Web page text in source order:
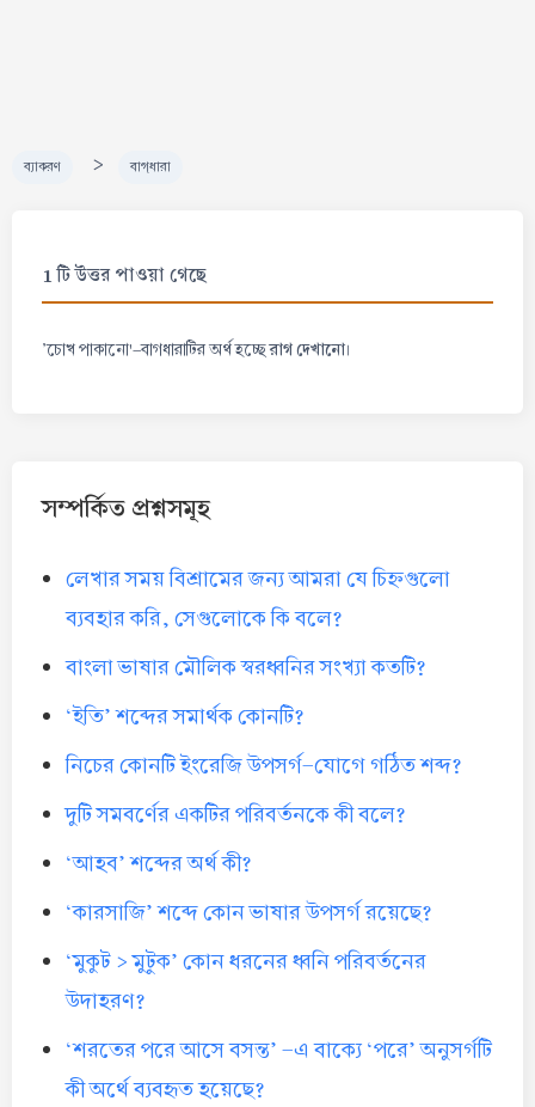
ব্যাকরণ > বাগ্‌ধারা
1 টি উত্তর পাওয়া গেছে
'চোখ পাকানো'-বাগধারাটির অর্থ হচ্ছেরাগ দেখানো।
সম্পর্কিত প্রশ্নসমূহ
লেখার সময় বিশ্রামের জন্য আমরা যে চিহ্নগুলো
ব্যবহার করি, সেগুলোকে কি বলে?
বাংলা ভাষার মৌলিক স্বরধ্বনির সংখ্যা কতটি?
‘ইতি’ শব্দের সমার্থক কোনটি?
নিচের কোনটি ইংরেজি উপসর্গ-যোগে গঠিত শব্দ?
দুটি সমবর্ণের একটির পরিবর্তনকে কী বলে?
‘আহব’ শব্দের অর্থ কী?
‘কারসাজি’ শব্দে কোন ভাষার উপসর্গ রয়েছে?
‘মুকুট > মুটুক’ কোন ধরনের ধ্বনি পরিবর্তনের
উদাহরণ?
‘শরতের পরে আসে বসন্ত’ -এ বাক্যে ‘পরে’ অনুসর্গটি
কী অর্থে ব্যবহৃত হয়েছে?